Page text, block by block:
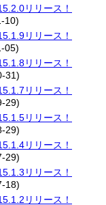
リリース！
10)
リリース！
05)
リリース！
31)
リリース！
29)
リリース！
29)
リリース！
29)
リリース！
18)
リリース！